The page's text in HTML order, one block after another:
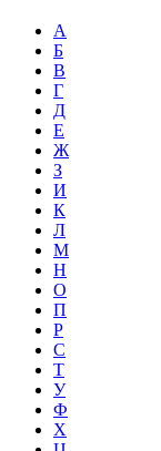
А
Б
В
Г
Д
Е
Ж
З
И
К
Л
М
Н
О
П
Р
С
Т
У
Ф
Х